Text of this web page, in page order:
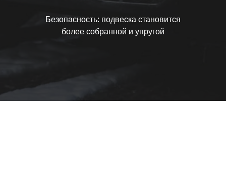
Безопасность: подвеска становится
более собранной и упругой